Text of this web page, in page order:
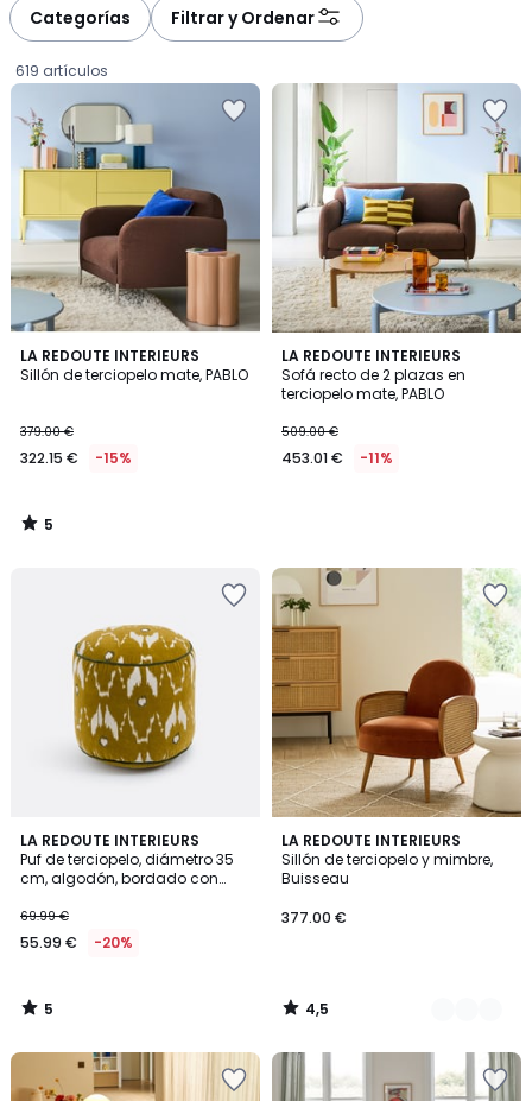
Categorías Filtrar y Ordenar
619 artículos
LA REDOUTE INTERIEURS
Sillón de terciopelo mate, PABLO
€
en
de
379.00
aplicado.
379.00 €
322.15 € -15%
5
/
5
/
LA REDOUTE INTERIEURS
Sofá recto de 2 plazas en
terciopelo mate, PABLO
509.00 €
453.01 € -11%
LA REDOUTE INTERIEURS
Puf de terciopelo, diámetro 35
cm, algodón, bordado con
69.99 €
55.99 € -20%
5
/
5
5
/
LA REDOUTE INTERIEURS
Sillón de terciopelo y mimbre,
Buisseau
377.00 €
4,5
/ 5
2
Colores
4,5
/